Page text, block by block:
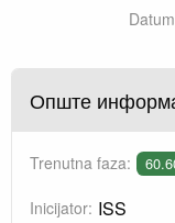
Опште
Trenutna faza:
Inicijator: ISS